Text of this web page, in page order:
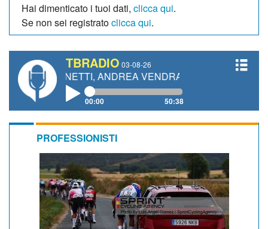
Hai dimenticato i tuoi dati, clicca qui.
Se non sei registratoclicca qui.
TBRADIO 03-08-26
GIANETTI, ANDREA VENDRAME, FILIPPO FIORELLI
00:00 50:38
PROFESSIONISTI